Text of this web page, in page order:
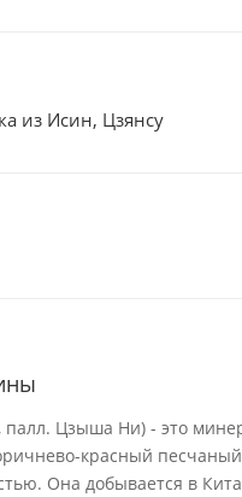
из Исин, Цзянсу
палл. Цзыша Ни) - это
красный
Она добывается в